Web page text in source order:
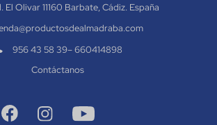
El Olivar 11160 Barbate, Cádiz. España
956 43 58 39–660414898
Contáctanos